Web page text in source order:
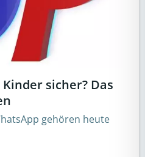
sicher? Das
gehören heute